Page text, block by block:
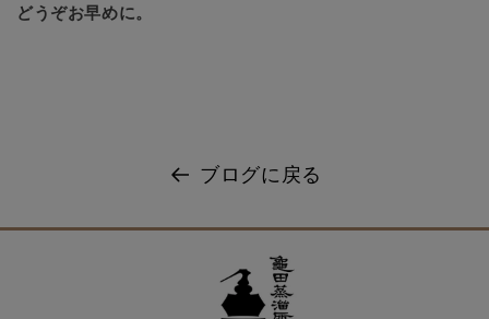
どうぞお早めに。
ブログに戻る